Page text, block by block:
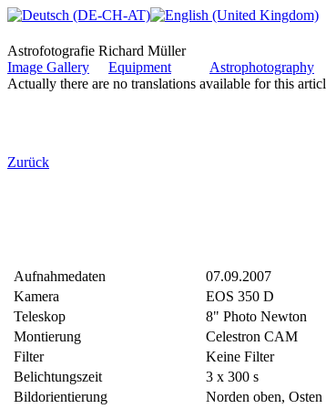
Astrofotografie Richard Müller
Image Gallery
Equipment
Astrophotography
Actually there are no translations available for this
Zurück
Aufnahmedaten
07.09.2007
Kamera
EOS 350 D
Teleskop
8" Photo Newton
Montierung
Celestron CAM
Filter
Keine Filter
Belichtungszeit
3 x 300 s
Bildorientierung
Norden oben,